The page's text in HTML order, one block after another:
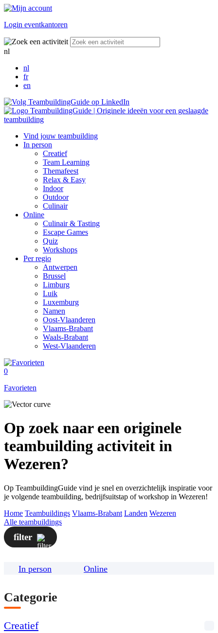
Login eventkantoren
nl
nl
fr
en
Vind jouw teambuilding
In person
Creatief
Team Learning
Themafeest
Relax & Easy
Indoor
Outdoor
Culinair
Online
Culinair & Tasting
Escape Games
Quiz
Workshops
Per regio
Antwerpen
Brussel
Limburg
Luik
Luxemburg
Namen
Oost-Vlaanderen
Vlaams-Brabant
Waals-Brabant
West-Vlaanderen
0
Favorieten
Op zoek naar een originele
teambuilding activiteit in
Wezeren?
Op TeambuildingGuide vind je snel en overzichtelijk inspiratie voor
je volgende teambuilding, bedrijfsuitstap of workshop in Wezeren!
Home Teambuildings Vlaams-Brabant Landen Wezeren
Alle teambuildings
filter
In person Online
Categorie
Creatief